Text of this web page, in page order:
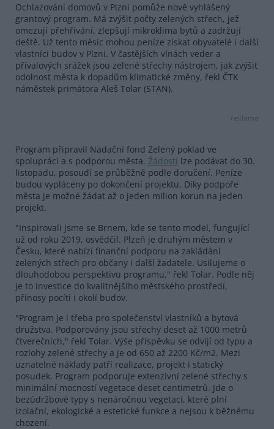
Ochlazování domovů v Plzni pomůže nově vyhlášený
grantový program. Má zvýšit počty zelených střech, jež
omezují přehřívání, zlepšují mikroklima bytů a zadržují
deště. Už tento měsíc mohou peníze získat obyvatelé i další
vlastníci budov v Plzni. V častějších vlnách veder a
přívalových srážek jsou zelené střechy nástrojem, jak zvýšit
odolnost města k dopadům klimatické změny, řekl ČTK
náměstek primátora Aleš Tolar (STAN).
reklama
Program připravil Nadační fond Zelený poklad ve
spolupráci a s podporou města. Žádosti lze podávat do 30.
listopadu, posoudí se průběžně podle doručení. Peníze
budou vypláceny po dokončení projektu. Díky podpoře
města je možné žádat až o jeden milion korun na jeden
projekt.
"Inspirovali jsme se Brnem, kde se tento model, fungující
už od roku 2019, osvědčil. Plzeň je druhým městem v
Česku, které nabízí finanční podporu na zakládání
zelených střech pro občany i další žadatele. Usilujeme o
dlouhodobou perspektivu programu," řekl Tolar. Podle něj
je to investice do kvalitnějšího městského prostředí,
přínosy pocítí i okolí budov.
"Program je i třeba pro společenství vlastníků a bytová
družstva. Podporovány jsou střechy deset až 1000 metrů
čtverečních," řekl Tolar. Výše příspěvku se odvíjí od typu a
rozlohy zelené střechy a je od 650 až 2200 Kč/m2. Mezi
uznatelné náklady patří realizace, projekt i statický
posudek. Program podporuje extenzivní zelené střechy s
minimální mocností vegetace deset centimetrů. Jde o
bezúdržbové typy s nenáročnou vegetací, které plní
izolační, ekologické a estetické funkce a nejsou k běžnému
chození.